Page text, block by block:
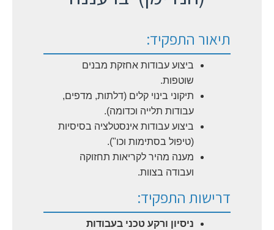
תיאור התפקיד:
ביצוע עבודות אחזקת מבנים
שוטפות.
תיקוני בינוי קלים (דלתות, מדפים,
עבודות תלייה וכדומה).
ביצוע עבודות אינסטלציה בסיסיות
(טיפול בסתימות וכו").
מענה מהיר לקריאות תחזוקה
ועבודה בצוות.
דרישות התפקיד:
ניסיון ורקע טכני בעבודות